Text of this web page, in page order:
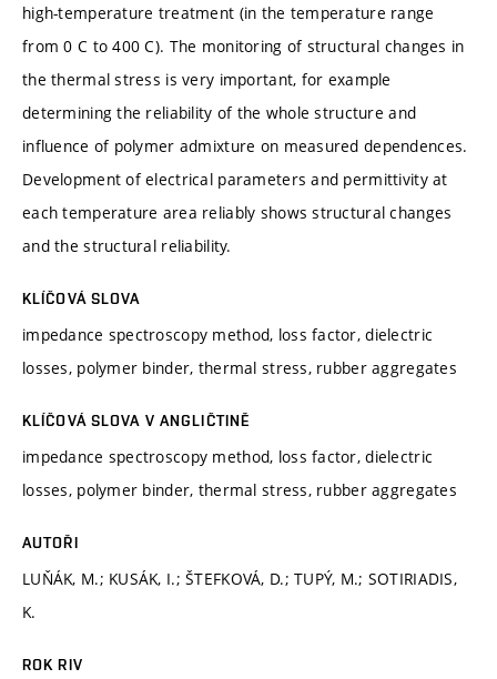
high-temperature treatment (in the temperature range
from 0 C to 400 C). The monitoring of structural changes in
the thermal stress is very important, for example
determining the reliability of the whole structure and
influence of polymer admixture on measured dependences.
Development of electrical parameters and permittivity at
each temperature area reliably shows structural changes
and the structural reliability.
KLÍČOVÁ SLOVA
impedance spectroscopy method, loss factor, dielectric
losses, polymer binder, thermal stress, rubber aggregates
KLÍČOVÁ SLOVA V ANGLIČTINĚ
impedance spectroscopy method, loss factor, dielectric
losses, polymer binder, thermal stress, rubber aggregates
AUTOŘI
LUŇÁK, M.; KUSÁK, I.; ŠTEFKOVÁ, D.; TUPÝ, M.; SOTIRIADIS,
K.
ROK RIV